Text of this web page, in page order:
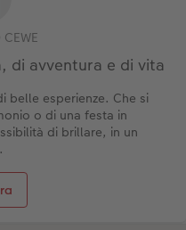
di avventura e di vita
belle esperienze. Che si
o di una festa in
di brillare, in un